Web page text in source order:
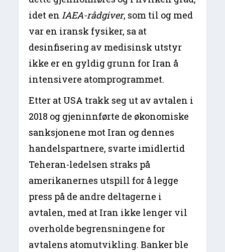
idet enIAEA-rådgiver, som til og med
var en iransk fysiker, sa at
desinfisering av medisinsk utstyr
ikke er en gyldig grunn for Iran å
intensivere atomprogrammet.
Etter at USA trakk seg ut av avtalen i
2018 og gjeninnførte de økonomiske
sanksjonene mot Iran og dennes
handelspartnere, svarte imidlertid
Teheran-ledelsen straks på
amerikanernes utspill for å legge
press på de andre deltagerne i
avtalen, med at Iran ikke lenger vil
overholde begrensningene for
avtalens atomutvikling. Banker ble